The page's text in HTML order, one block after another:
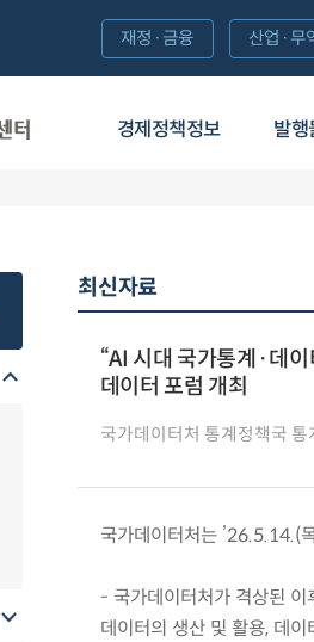
경제정책정보 발행
재정·금융 산업·무
최신자료
“AI 시대 국가통계·데
데이터 포럼 개최
국가데이터처 통계정책국 통
국가데이터처는 ’26.5.14.(
- 국가데이터처가 격상된
데이터의 생산 및 활용, 데